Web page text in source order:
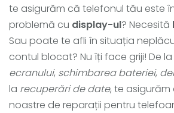
te asigurăm că telefonul tău este
problemă cu display-ul? Necesită
Sau poate te afli în situația
contul blocat? Nu îți face griji! De la
ecranului, schimbarea bateriei,
la recuperări de date, te asigurăm
noastre de reparații pentru